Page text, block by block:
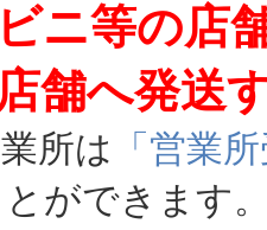
ニ等の店
舗へ発送
所は 「営業
ができます